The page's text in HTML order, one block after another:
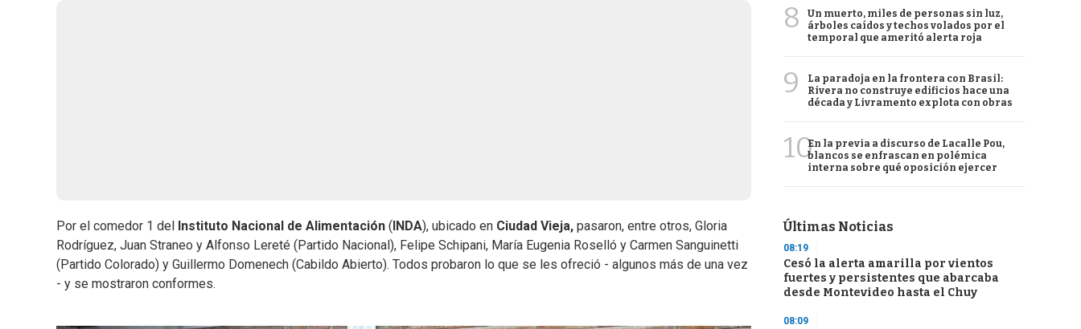
Por el comedor 1 del Instituto Nacional de Alimentación ( INDA), ubicado en Ciudad Vieja, pasaron, entre otros, Gloria
Rodríguez, Juan Straneo y Alfonso Lereté (Partido Nacional), Felipe Schipani, María Eugenia Roselló y Carmen Sanguinetti
(Partido Colorado) y Guillermo Domenech (Cabildo Abierto). Todos probaron lo que se les ofreció - algunos más de una vez
- y se mostraron conformes.
8
Un muerto, miles de personas sin luz,
árboles caídos y techos volados por el
temporal que ameritó alerta roja
9
La paradoja en la frontera con Brasil:
Rivera no construye edificios hace una
década y Livramento explota con obras
10En la previa a discurso de Lacalle Pou,
blancos se enfrascan en polémica
interna sobre qué oposición ejercer
Últimas Noticias
08:19
Cesó la alerta amarilla por vientos
fuertes y persistentes que abarcaba
desde Montevideo hasta el Chuy
08:09